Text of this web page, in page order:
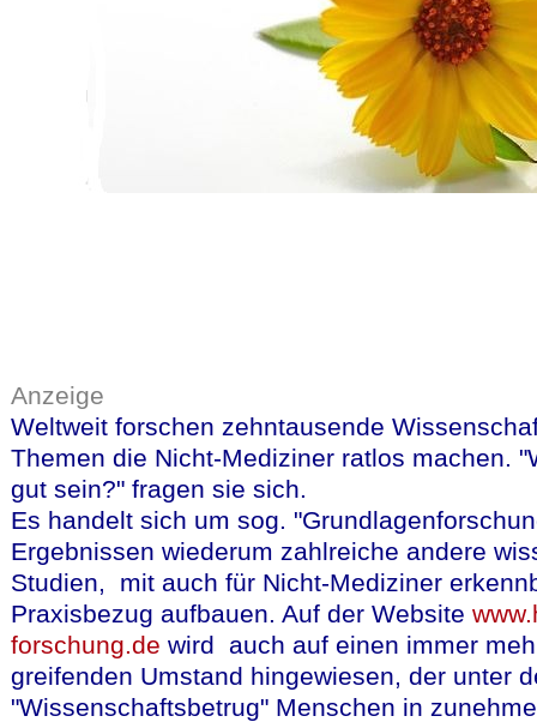
Anzeige
Weltweit forschen zehntausende
Themen die Nicht-Mediziner ratlos machen.
gut sein?" fragen sie sich.
Es handelt sich um sog.
Ergebnissen wiederum zahlreiche andere
Studien, mit auch für Nicht-Mediziner
Praxisbezug aufbauen. Auf der Website
forschung.de wird auch auf einen immer
greifenden Umstand hingewiesen, der unter
"Wissenschaftsbetrug" Menschen in